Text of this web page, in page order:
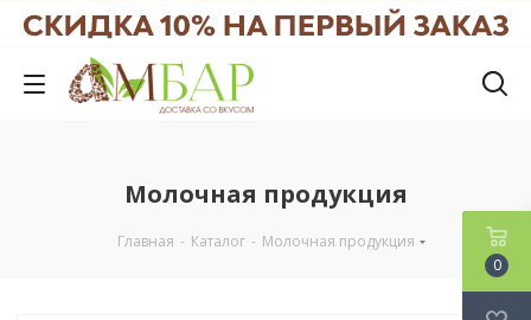
Молочная продукция
Главная - Каталог - Молочная продукция
0